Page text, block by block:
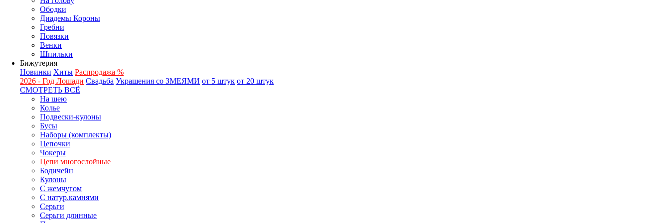
Ободки
Диадемы Короны
Гребни
Повязки
Венки
Шпильки
Бижутерия
Новинки Хиты Распродажа %
2026 - Год Лошади Свадьба Украшения со ЗМЕЯМИ от 5 штук от 20 штук
СМОТРЕТЬ ВСЁ
На шею
Колье
Подвески-кулоны
Бусы
Наборы (комплекты)
Цепочки
Чокеры
Цепи многослойные
Бодичейн
Кулоны
С жемчугом
С натур.камнями
Серьги
Серьги длинные